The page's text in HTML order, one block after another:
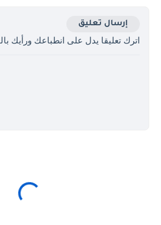
إرسال تعليق
اترك تعليقا يدل على انطباعك ورأيك